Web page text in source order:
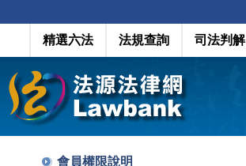
精選六法 法規查詢 司法判解
會員權限說明